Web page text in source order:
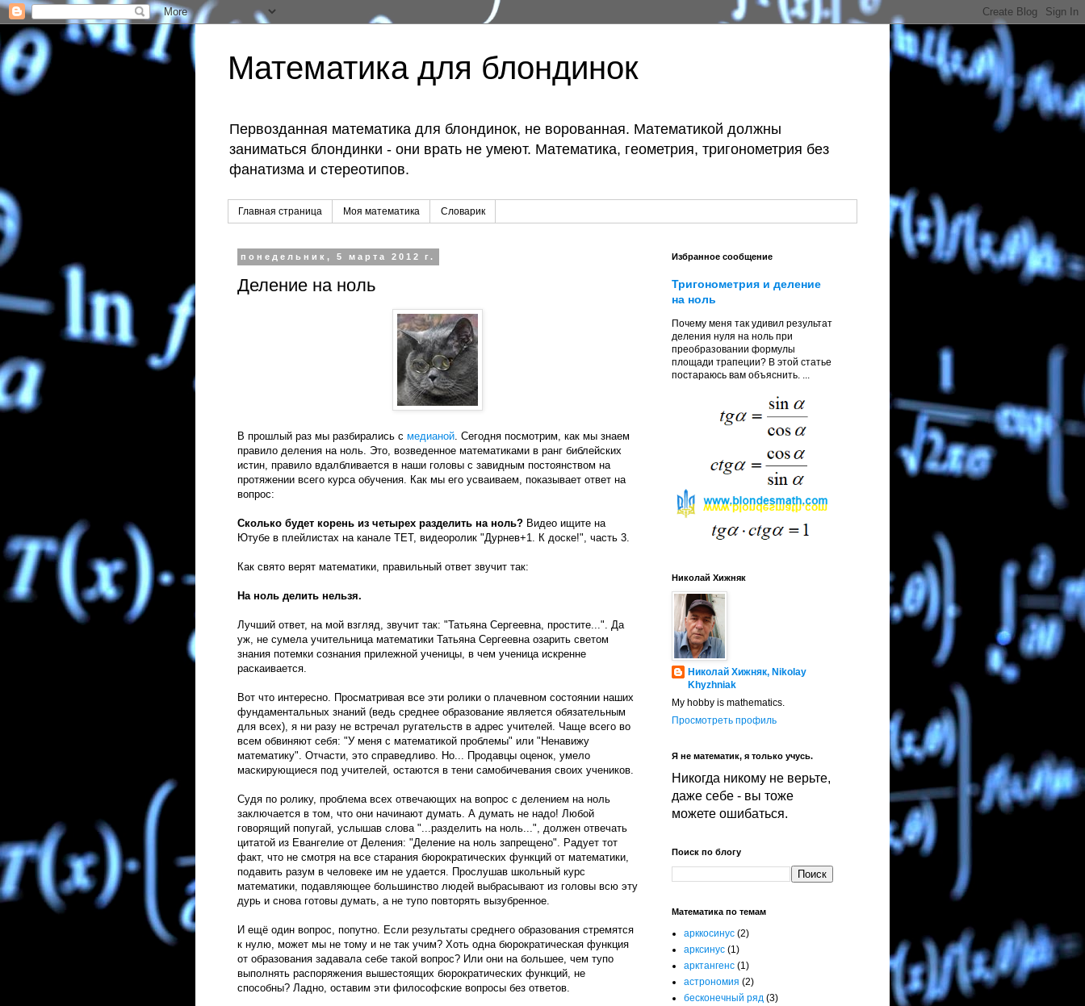
Математика для блондинок
Первозданная математика для блондинок, не ворованная. Математикой должны
заниматься блондинки - они врать не умеют. Математика, геометрия, тригонометрия без
фанатизма и стереотипов.
Главная страница Моя математика Словарик
понедельник, 5 марта 2012 г.
Деление на ноль
В прошлый раз мы разбирались с медианой. Сегодня посмотрим, как мы знаем
правило деления на ноль. Это, возведенное математиками в ранг библейских
истин, правило вдалбливается в наши головы с завидным постоянством на
протяжении всего курса обучения. Как мы его усваиваем, показывает ответ на
вопрос:
Сколько будет корень из четырех разделить на ноль? Видео ищите на
Ютубе в плейлистах на канале ТЕТ, видеоролик "Дурнев+1. К доске!", часть 3.
Как свято верят математики, правильный ответ звучит так:
На ноль делить нельзя.
Лучший ответ, на мой взгляд, звучит так: "Татьяна Сергеевна, простите...". Да
уж, не сумела учительница математики Татьяна Сергеевна озарить светом
знания потемки сознания прилежной ученицы, в чем ученица искренне
раскаивается.
Вот что интересно. Просматривая все эти ролики о плачевном состоянии наших
фундаментальных знаний (ведь среднее образование является обязательным
для всех), я ни разу не встречал ругательств в адрес учителей. Чаще всего во
всем обвиняют себя: "У меня с математикой проблемы" или "Ненавижу
математику". Отчасти, это справедливо. Но... Продавцы оценок, умело
маскирующиеся под учителей, остаются в тени самобичевания своих учеников.
Судя по ролику, проблема всех отвечающих на вопрос с делением на ноль
заключается в том, что они начинают думать. А думать не надо! Любой
говорящий попугай, услышав слова "...разделить на ноль...", должен отвечать
цитатой из Евангелие от Деления: "Деление на ноль запрещено". Радует тот
факт, что не смотря на все старания бюрократических функций от математики,
подавить разум в человеке им не удается. Прослушав школьный курс
математики, подавляющее большинство людей выбрасывают из головы всю эту
дурь и снова готовы думать, а не тупо повторять вызубренное.
И ещё один вопрос, попутно. Если результаты среднего образования стремятся
к нулю, может мы не тому и не так учим? Хоть одна бюрократическая функция
от образования задавала себе такой вопрос? Или они на большее, чем тупо
выполнять распоряжения вышестоящих бюрократических функций, не
способны? Ладно, оставим эти философские вопросы без ответов.
Избранное сообщение
Тригонометрия и деление
на ноль
Почему меня так удивил результат
деления нуля на ноль при
преобразовании формулы
площади трапеции? В этой статье
постараюсь вам объяснить. ...
Николай Хижняк
Николай Хижняк, Nikolay
Khyzhniak
My hobby is mathematics.
Просмотреть профиль
Я не математик, я только учусь.
Никогда никому не верьте,
даже себе - вы тоже
можете ошибаться.
Поиск по блогу
Математика по темам
арккосинус (2)
арксинус (1)
арктангенс (1)
астрономия (2)
бесконечный ряд (3)